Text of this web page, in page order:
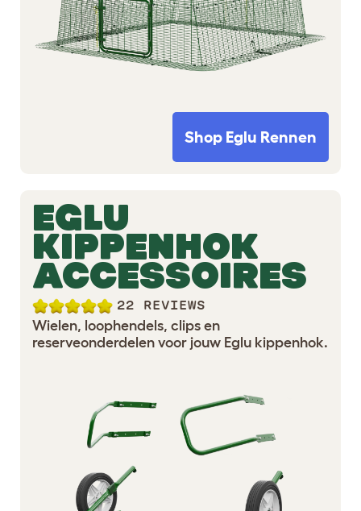
Shop Eglu Rennen
EGLU
KIPPENHOK
ACCESSOIRES
22 REVIEWS
Wielen, loophendels, clips en
reserveonderdelen voor jouw Eglu kippenhok.